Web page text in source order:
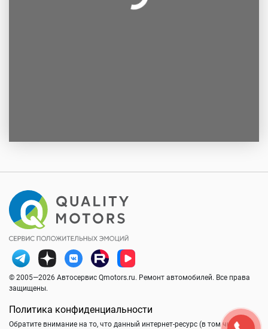
© 2005—2026 Автосервис Qmotors.ru. Ремонт автомобилей. Все права
защищены.
Политика конфиденциальности
Обратите внимание на то, что данный интернет-ресурс (в том числе